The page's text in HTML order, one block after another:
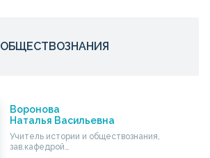
ОБЩЕСТВОЗНАНИЯ
Воронова
Наталья Васильевна
Учитель истории и обществознания,
зав.кафедрой…